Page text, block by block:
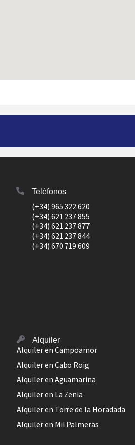
Teléfonos
(+34) 965 322 620
(+34) 621 237 855
(+34) 621 237 877
(+34) 621 237 844
(+34) 670 719 609
Alquiler
Alquiler en Campoamor
Alquiler en Cabo Roig
Alquiler en Aguamarina
Alquiler en La Zenia
Alquiler en Torre de la Horadada
Alquiler en Mil Palmeras